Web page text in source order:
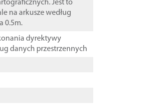
Jest to
na arkusze według
0.5m.
dyrektywy
danych przestrzennych